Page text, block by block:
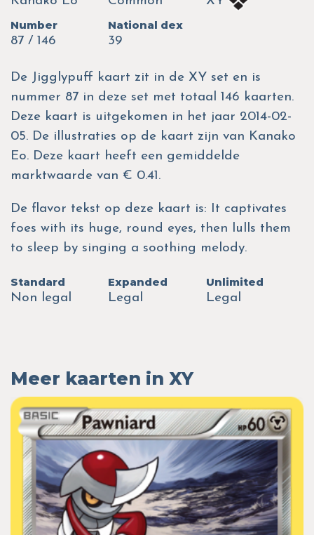
Number
87 / 146
National dex
39
De Jigglypuff kaart zit in de XY set en is
nummer 87 in deze set met totaal 146 kaarten.
Deze kaart is uitgekomen in het jaar 2014-02-
05. De illustraties op de kaart zijn van Kanako
Eo. Deze kaart heeft een gemiddelde
marktwaarde van € 0.41.
De flavor tekst op deze kaart is: It captivates
foes with its huge, round eyes, then lulls them
to sleep by singing a soothing melody.
Standard
Non legal
Expanded
Legal
Unlimited
Legal
Meer kaarten in XY